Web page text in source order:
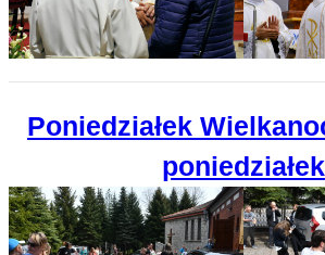
Poniedziałek
poniedziałek